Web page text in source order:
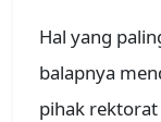
Hal yang
balapnya
pihak